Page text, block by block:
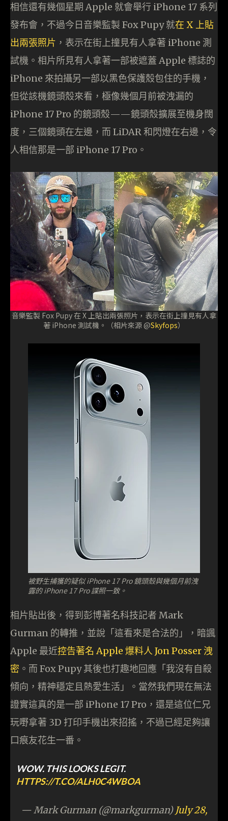
相信還有幾個星期 Apple 就會舉行 iPhone 17 系列
發布會，不過今日音樂監製 Fox Pupy 就在 X 上貼
出兩張照片 ，表示在街上撞見有人拿著 iPhone 測
試機。相片所見有人拿著一部被遮蓋 Apple 標誌的
iPhone 來拍攝另一部以黑色保護殼包住的手機，
但從該機鏡頭殼來看，極像幾個月前被洩漏的
iPhone 17 Pro 的鏡頭殼——鏡頭殼擴展至機身闊
度，三個鏡頭在左邊，而 LiDAR 和閃燈在右邊，令
人相信那是一部 iPhone 17 Pro。
音樂監製 Fox Pupy 在 X 上貼出兩張照片，表示在街上撞見有人拿
著 iPhone 測試機。（相片來源 @Skyfops）
被野生捕獲的疑似 iPhone 17 Pro 鏡頭殼與幾個月前洩
露的 iPhone 17 Pro 諜照一致。
相片貼出後，得到彭博著名科技記者 Mark
Gurman 的轉推，並說「這看來是合法的」，暗諷
Apple 最近控告著名 Apple 爆料人 Jon Posser 洩
密 。而 Fox Pupy 其後也打趣地回應「我沒有自殺
傾向，精神穩定且熱愛生活」。當然我們現在無法
證實這真的是一部 iPhone 17 Pro，還是這位仁兄
玩嘢拿著 3D 打印手機出來招搖，不過已經足夠讓
口痕友花生一番。
WOW. THIS LOOKS LEGIT.
HTTPS://T.CO/ALH0C4WBOA
— Mark Gurman (@markgurman) July 28,